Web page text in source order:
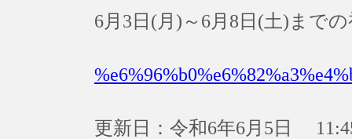
6月3日(月)～6月8日(土)まで
更新日：令和6年6月5日